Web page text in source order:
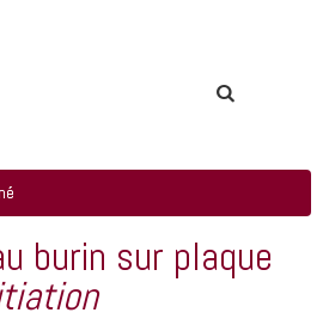
burin sur plaque